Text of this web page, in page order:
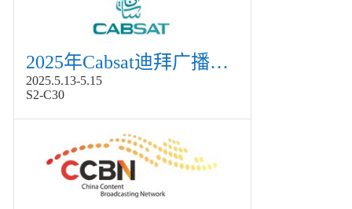
2025年Cabsat迪拜广播电视展
2025.5.13-5.15
S2-C30